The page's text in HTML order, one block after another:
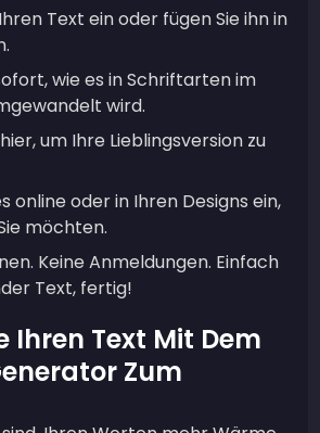
Text ein oder fügen Sie ihn in
wie es in Schriftarten im
wird.
um Ihre Lieblingsversion zu
online oder in Ihren Designs ein,
möchten.
Keine Anmeldungen. Einfach
Text, fertig!
Ihren Text Mit Dem
Zum